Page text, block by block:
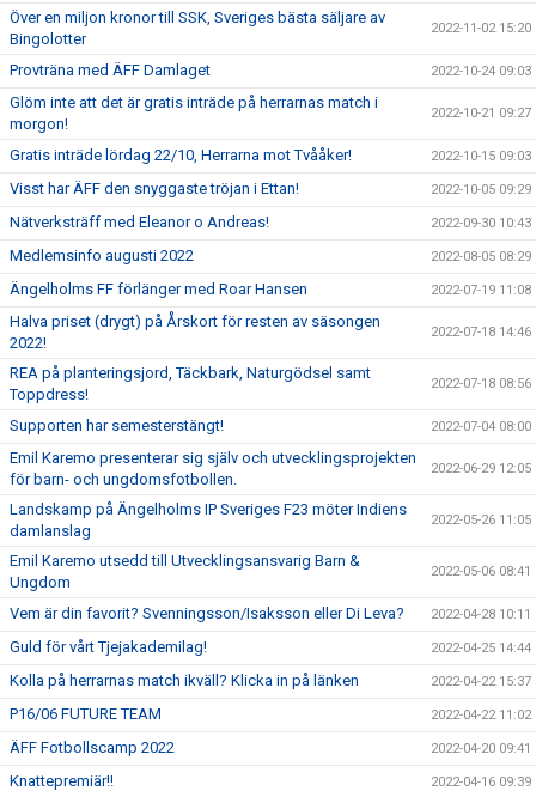
Över en miljon kronor till SSK, Sveriges bästa säljare av
Bingolotter
2022-11-02 15:20
Provträna med ÄFF Damlaget 2022-10-24 09:03
Glöm inte att det är gratis inträde på herrarnas match i
morgon!
2022-10-21 09:27
Gratis inträde lördag 22/10, Herrarna mot Tvååker! 2022-10-15 09:03
Visst har ÄFF den snyggaste tröjan i Ettan! 2022-10-05 09:29
Nätverksträff med Eleanor o Andreas! 2022-09-30 10:43
Medlemsinfo augusti 2022 2022-08-05 08:29
Ängelholms FF förlänger med Roar Hansen 2022-07-19 11:08
Halva priset (drygt) på Årskort för resten av säsongen
2022!
2022-07-18 14:46
REA på planteringsjord, Täckbark, Naturgödsel samt
Toppdress!
2022-07-18 08:56
Supporten har semesterstängt! 2022-07-04 08:00
Emil Karemo presenterar sig själv och utvecklingsprojekten
för barn- och ungdomsfotbollen.
2022-06-29 12:05
Landskamp på Ängelholms IP Sveriges F23 möter Indiens
damlanslag
2022-05-26 11:05
Emil Karemo utsedd till Utvecklingsansvarig Barn &
Ungdom
2022-05-06 08:41
Vem är din favorit? Svenningsson/Isaksson eller Di Leva? 2022-04-28 10:11
Guld för vårt Tjejakademilag! 2022-04-25 14:44
Kolla på herrarnas match ikväll? Klicka in på länken 2022-04-22 15:37
P16/06 FUTURE TEAM 2022-04-22 11:02
ÄFF Fotbollscamp 2022 2022-04-20 09:41
Knattepremiär!! 2022-04-16 09:39